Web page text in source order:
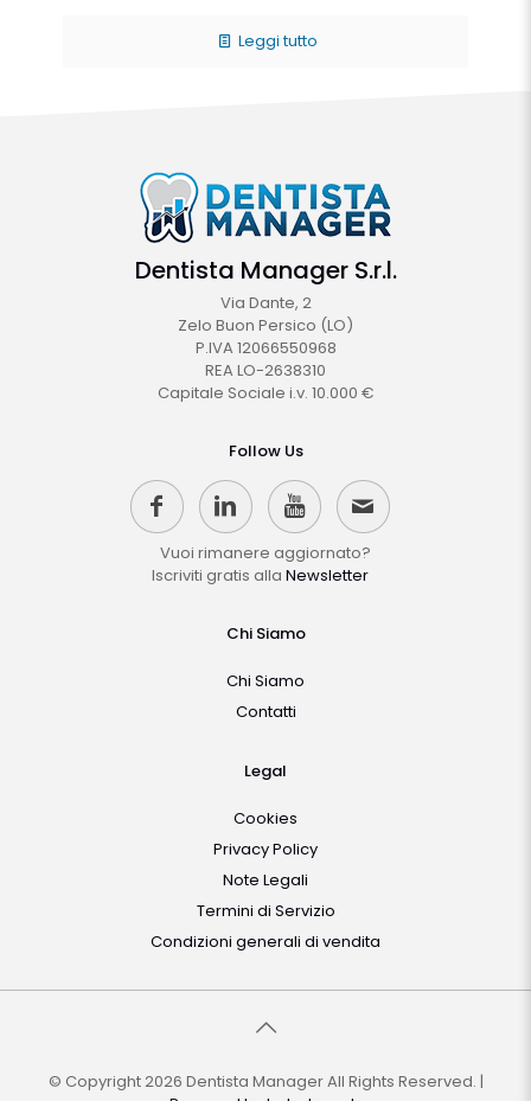
Leggi tutto
Dentista Manager S.r.l.
Via Dante, 2
Zelo Buon Persico (LO)
P.IVA 12066550968
REA LO-2638310
Capitale Sociale i.v. 10.000 €
Follow Us
Vuoi rimanere aggiornato?
Iscriviti gratis alla Newsletter
Chi Siamo
Chi Siamo
Contatti
Legal
Cookies
Privacy Policy
Note Legali
Termini di Servizio
Condizioni generali di vendita
© Copyright 2026 Dentista Manager All Rights Reserved. |